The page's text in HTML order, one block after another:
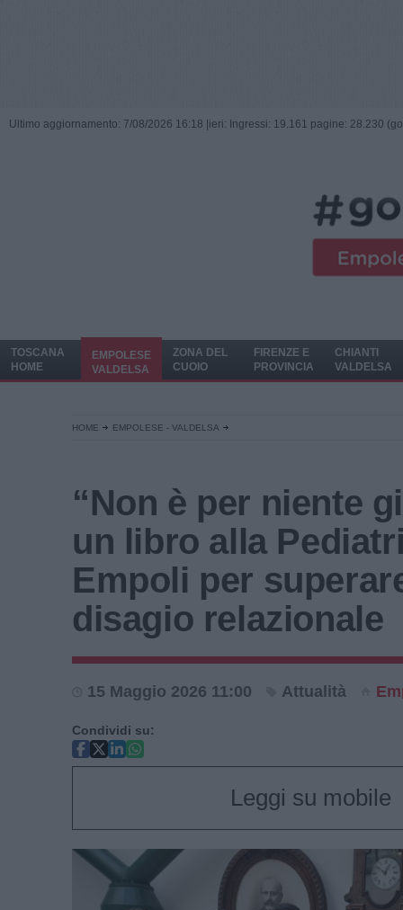
Ultimo aggiornamento: 7/08/2026 16:18 | ieri: Ingressi: 19.161 pagine: 28.230
TOSCANA
HOME
EMPOLESE
VALDELSA
ZONA DEL
CUOIO
FIRENZE E
PROVINCIA
CHIANTI
VALDELSA
HOME EMPOLESE - VALDELSA
“Non è per niente
un libro alla
Empoli per
disagio relazionale
15 Maggio 2026 11:00 Attualità
Condividi su:
Leggi su mobile